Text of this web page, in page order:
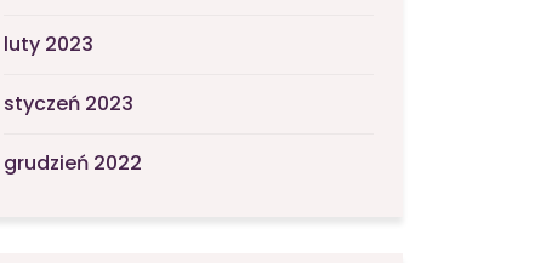
luty 2023
styczeń 2023
grudzień 2022